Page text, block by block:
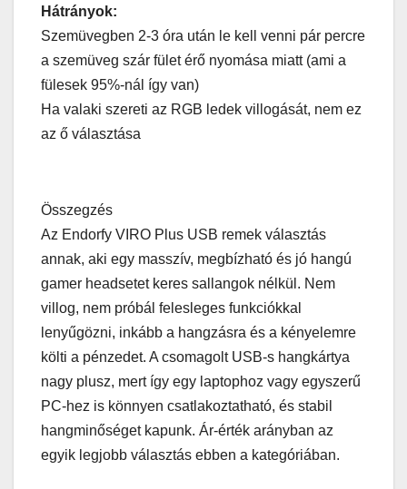
Hátrányok:
Szemüvegben 2-3 óra után le kell venni pár percre
a szemüveg szár fület érő nyomása miatt (ami a
fülesek 95%-nál így van)
Ha valaki szereti az RGB ledek villogását, nem ez
az ő választása
Összegzés
Az Endorfy VIRO Plus USB remek választás
annak, aki egy masszív, megbízható és jó hangú
gamer headsetet keres sallangok nélkül. Nem
villog, nem próbál felesleges funkciókkal
lenyűgözni, inkább a hangzásra és a kényelemre
költi a pénzedet. A csomagolt USB-s hangkártya
nagy plusz, mert így egy laptophoz vagy egyszerű
PC-hez is könnyen csatlakoztatható, és stabil
hangminőséget kapunk. Ár-érték arányban az
egyik legjobb választás ebben a kategóriában.